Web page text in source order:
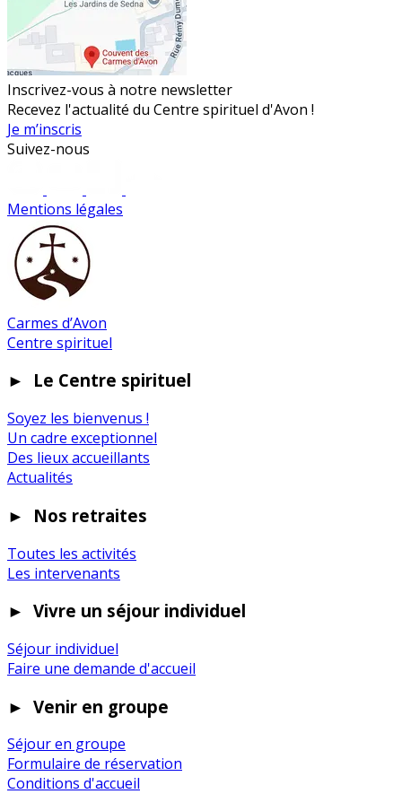
Inscrivez-vous à notre newsletter
Recevez l'actualité du Centre spirituel d'Avon !
Je m’inscris
Suivez-nous
Mentions légales
Carmes d’Avon
Centre spirituel
► Le Centre spirituel
Soyez les bienvenus !
Un cadre exceptionnel
Des lieux accueillants
Actualités
► Nos retraites
Toutes les activités
Les intervenants
► Vivre un séjour individuel
Séjour individuel
Faire une demande d'accueil
► Venir en groupe
Séjour en groupe
Formulaire de réservation
Conditions d'accueil